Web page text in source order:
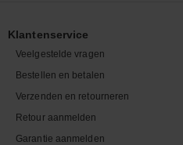
Klantenservice
Veelgestelde vragen
Bestellen en betalen
Verzenden en retourneren
Retour aanmelden
Garantie aanmelden